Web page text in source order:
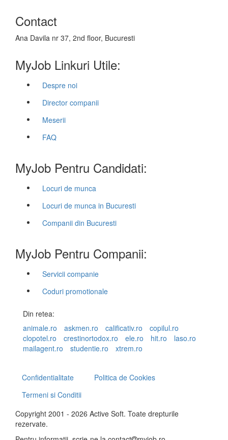
Contact
Ana Davila nr 37, 2nd floor, Bucuresti
MyJob Linkuri Utile:
Despre noi
Director companii
Meserii
FAQ
MyJob Pentru Candidati:
Locuri de munca
Locuri de munca in Bucuresti
Companii din Bucuresti
MyJob Pentru Companii:
Servicii companie
Coduri promotionale
Din retea:
animale.ro
askmen.ro calificativ.ro
copilul.ro
clopotel.ro
crestinortodox.ro ele.ro hit.ro
laso.ro
mailagent.ro
studentie.ro xtrem.ro
Confidentialitate
Politica de Cookies
Termeni si Conditii
Copyright 2001 - 2026 Active Soft. Toate drepturile
rezervate.